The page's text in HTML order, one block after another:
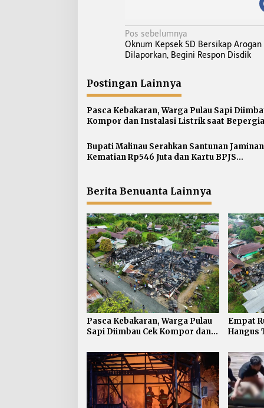
N
a
i
g
a
s
p
o
Pos sebelumnya
Oknum Kepsek SD Bersikap Arogan
Dilaporkan, Begini Respon Disdik
Postingan Lainnya
Pasca Kebakaran, Warga Pulau Sapi
Kompor dan Instalasi Listrik saat
Bupati Malinau Serahkan Santunan Jaminan
Kematian Rp546 Juta dan Kartu BPJS
Berita Benuanta Lainnya
Pasca Kebakaran, Warga Pulau
Sapi Diimbau Cek Kompor dan
Empat
Hangus